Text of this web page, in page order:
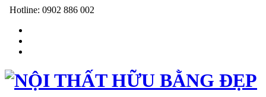
Hotline: 0902 886 002